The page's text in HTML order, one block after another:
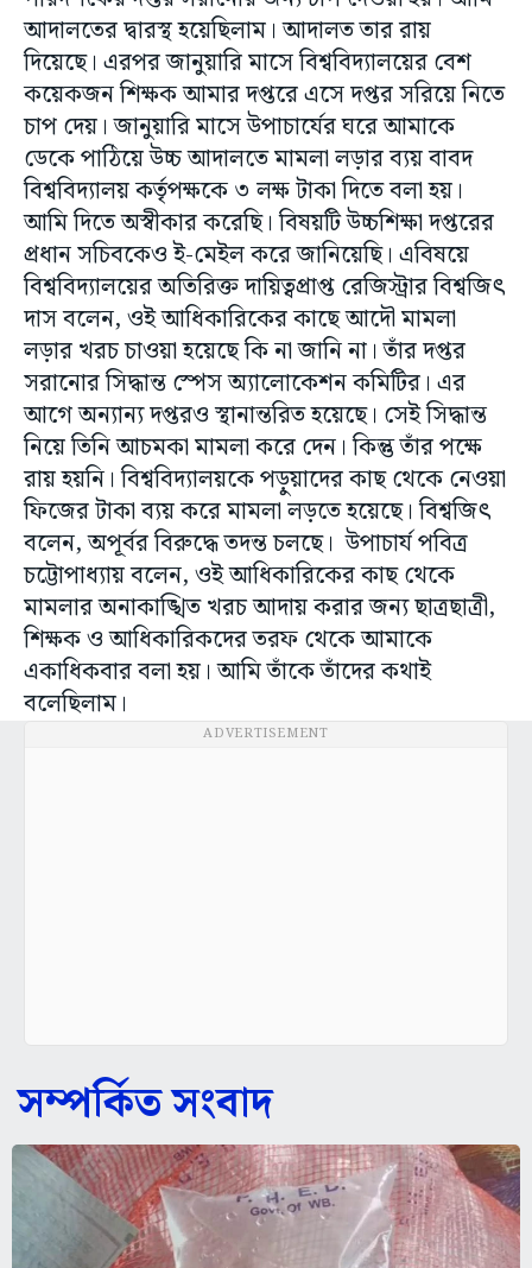
আদালতের দ্বারস্থ হয়েছিলাম। আদালত তার রায়
দিয়েছে। এরপর জানুয়ারি মাসে বিশ্ববিদ্যালয়ের বেশ
কয়েকজন শিক্ষক আমার দপ্তরে এসে দপ্তর সরিয়ে নিতে
চাপ দেয়। জানুয়ারি মাসে উপাচার্যের ঘরে আমাকে
ডেকে পাঠিয়ে উচ্চ আদালতে মামলা লড়ার ব্যয় বাবদ
বিশ্ববিদ্যালয় কর্তৃপক্ষকে ৩ লক্ষ টাকা দিতে বলা হয়।
আমি দিতে অস্বীকার করেছি। বিষয়টি উচ্চশিক্ষা দপ্তরের
প্রধান সচিবকেও ই-মেইল করে জানিয়েছি। এবিষয়ে
বিশ্ববিদ্যালয়ের অতিরিক্ত দায়িত্বপ্রাপ্ত রেজিস্ট্রার বিশ্বজিৎ
দাস বলেন, ওই আধিকারিকের কাছে আদৌ মামলা
লড়ার খরচ চাওয়া হয়েছে কি না জানি না। তাঁর দপ্তর
সরানোর সিদ্ধান্ত স্পেস অ্যালোকেশন কমিটির। এর
আগে অন্যান্য দপ্তরও স্থানান্তরিত হয়েছে। সেই সিদ্ধান্ত
নিয়ে তিনি আচমকা মামলা করে দেন। কিন্তু তাঁর পক্ষে
রায় হয়নি। বিশ্ববিদ্যালয়কে পড়ুয়াদের কাছ থেকে নেওয়া
ফিজের টাকা ব্যয় করে মামলা লড়তে হয়েছে। বিশ্বজিৎ
বলেন, অপূর্বর বিরুদ্ধে তদন্ত চলছে। উপাচার্য পবিত্র
চট্টোপাধ্যায় বলেন, ওই আধিকারিকের কাছ থেকে
মামলার অনাকাঙ্খিত খরচ আদায় করার জন্য ছাত্রছাত্রী,
শিক্ষক ও আধিকারিকদের তরফ থেকে আমাকে
একাধিকবার বলা হয়। আমি তাঁকে তাঁদের কথাই
বলেছিলাম।
ADVERTISEMENT
সম্পর্কিত সংবাদ